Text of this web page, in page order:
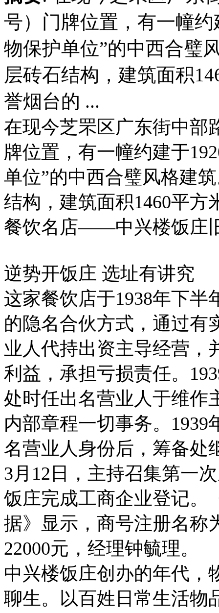
号）门牌位置，有一幢
物保护单位”的中西合璧
层砖石结构，建筑面积
誉烟台的 ...
在现今芝罘区广东街中部
牌位置，有一幢约建于
单位”的中西合璧风格建
结构，建筑面积1460平
餐饮名店——中兴楼饭庄
逆势开饭庄 选址有讲究
这家餐饮店于1938年下
的隐名合伙方式，通过有
业人代持出资主导经营，
利益，承担亏损责任。
处时任出名营业人于维作
内部章程一切事务。
名营业人身份后，筹备处
3月12日，主持召集第一
饭庄完成工商企业登记。
据》显示，商号注册名称
22000元，经理钟毓理。
中兴楼饭庄创办的年代，
聊生。以百姓日常生活物